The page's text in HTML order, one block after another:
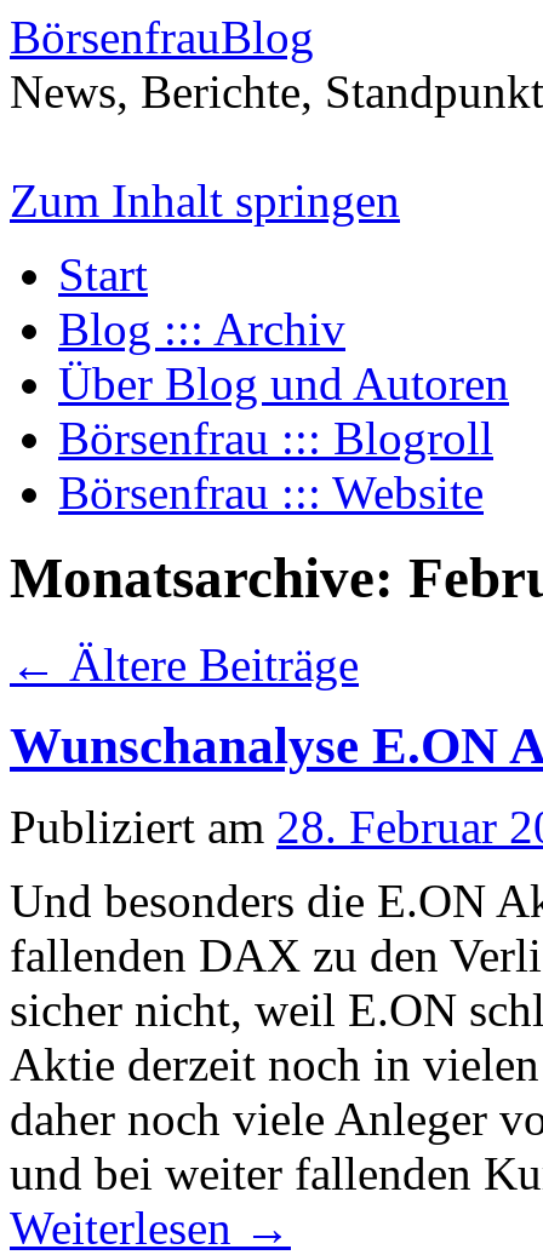
BörsenfrauBlog
News, Berichte,
Zum Inhalt springen
Start
Blog ::: Archiv
Über Blog und Autoren
Börsenfrau ::: Blogroll
Börsenfrau ::: Website
Monatsarchive:
← Ältere Beiträge
Wunschanalyse E.ON
Publiziert am 28. Februar
Und besonders die E.ON
fallenden DAX zu den
sicher nicht, weil E.ON
Aktie derzeit noch in
daher noch viele Anleger
und bei weiter fallenden
Weiterlesen →